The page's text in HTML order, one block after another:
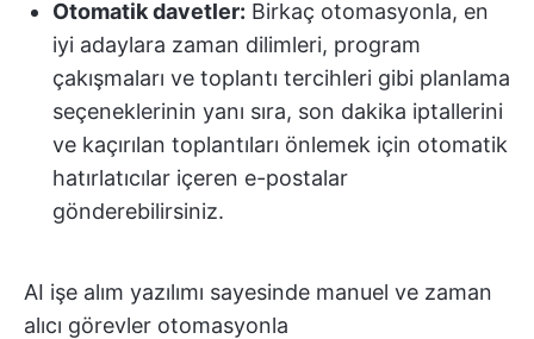
Otomatik davetler: Birkaç otomasyonla, en
iyi adaylara zaman dilimleri, program
çakışmaları ve toplantı tercihleri gibi planlama
seçeneklerinin yanı sıra, son dakika iptallerini
ve kaçırılan toplantıları önlemek için otomatik
hatırlatıcılar içeren e-postalar
gönderebilirsiniz.
AI işe alım yazılımı sayesinde manuel ve zaman
alıcı görevler otomasyonla